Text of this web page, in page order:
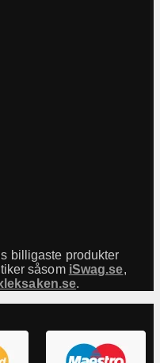
billigaste produkter
såsom iSwag.se,
.